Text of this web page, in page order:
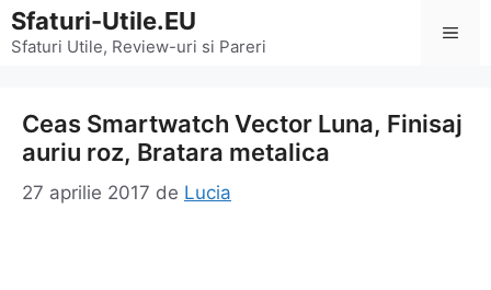
Sari
la
Sfaturi-Utile.EU
Sfaturi Utile, Review-uri si Pareri
Ceas Smartwatch Vector Luna, Finisaj
auriu roz, Bratara metalica
27 aprilie 2017 de Lucia